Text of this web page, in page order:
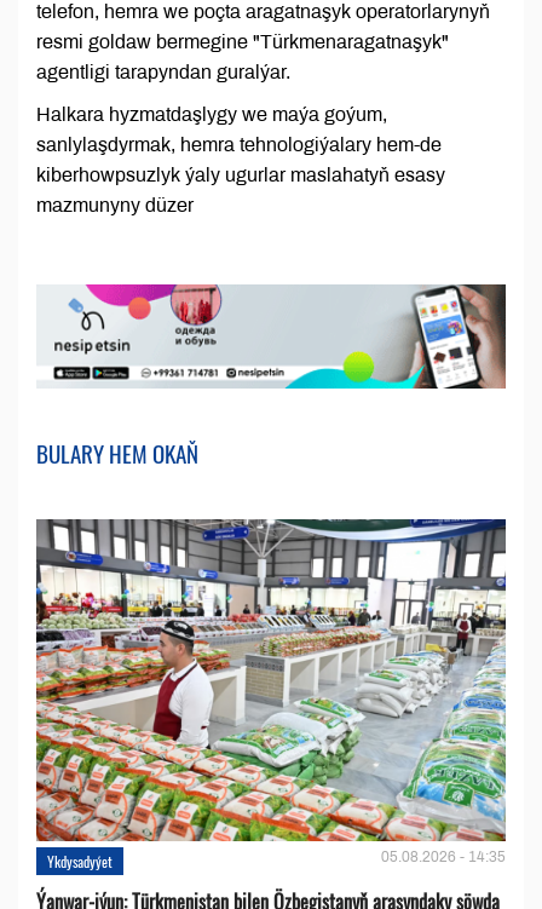
telefon, hemra we poçta aragatnaşyk operatorlarynyň
resmi goldaw bermegine "Türkmenaragatnaşyk"
agentligi tarapyndan guralýar.
Halkara hyzmatdaşlygy we maýa goýum,
sanlylaşdyrmak, hemra tehnologiýalary hem-de
kiberhowpsuzlyk ýaly ugurlar maslahatyň esasy
mazmunyny düzer
BULARY HEM OKAŇ
Ykdysadyýet 05.08.2026 - 14:35
Ýanwar-iýun: Türkmenistan bilen Özbegistanyň arasyndaky söwda